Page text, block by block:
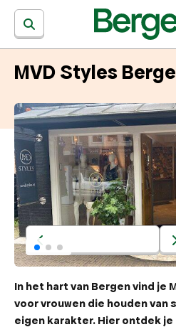
MVD Styles
In het hart van Bergen vind je
voor vrouwen die houden
eigen karakter. Hier ontdek